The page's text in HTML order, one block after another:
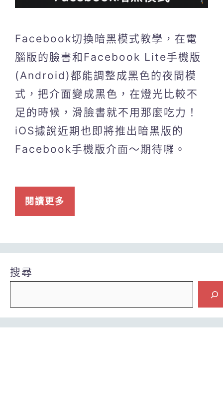
Facebook切換暗黑模式教學，在電
腦版的臉書和Facebook Lite手機版
(Android)都能調整成黑色的夜間模
式，把介面變成黑色，在燈光比較不
足的時候，滑臉書就不用那麼吃力！
iOS據說近期也即將推出暗黑版的
Facebook手機版介面～期待囉。
閱讀更多
搜尋